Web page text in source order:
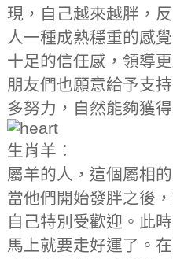
現，自己越來越胖，
人一種成熟穩重的感
十足的信任感，領導
朋友們也願意給予支
多努力，自然能夠獲
生肖羊：
屬羊的人，這個屬相
當他們開始發胖之後
自己特別受歡迎。此
馬上就要走好運了。